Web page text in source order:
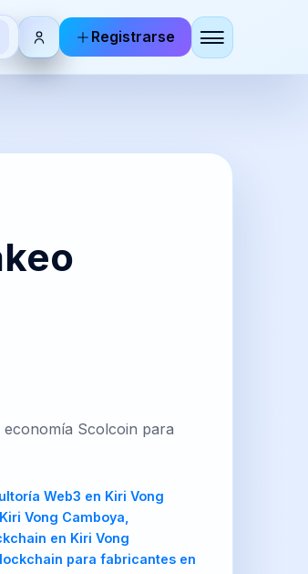
Registrarse
Scolcoin para
para consultoras en Kiri Vong Camboya, Asesoría Web3 para desarrolladores en Kiri Vong Camboya, Asesoría Web3 para inversionistas en Kiri Vong Camboya, Asesoría Web3 para ONGs en Kiri Vong Camboya, Auditoría Web3 Kiri Vong Camboya, Auditoría Web3 en Kiri Vong Camboya, Auditoría Web3 para emprendedores en Kiri Vong Camboya, Auditoría Web3 para empresarios en Kiri Vong Camboya, Auditoría Web3 para fabricantes en Kiri Vong Camboya, Auditoría Web3 para agricultores en Kiri Vong Camboya, Auditoría Web3 para estudiantes en Kiri Vong Camboya, Auditoría Web3 para municipios en Kiri Vong Camboya, Auditoría Web3 para alcaldías en Kiri Vong Camboya, Auditoría Web3 para clústeres empresariales en Kiri Vong Camboya, Auditoría Web3 para pymes en Kiri Vong Camboya, Auditoría Web3 para startups en Kiri Vong Camboya, Auditoría Web3 para universidades en Kiri Vong Camboya, Auditoría Web3 para cooperativas en Kiri Vong Camboya, Auditoría Web3 para cámaras de comercio en Kiri Vong Camboya, Auditoría Web3 para gobiernos regionales en Kiri Vong Camboya, Auditoría Web3 para consultoras en Kiri Vong Camboya, Auditoría Web3 para desarrolladores en Kiri Vong Camboya, Auditoría Web3 para inversionistas en Kiri Vong Camboya, Auditoría Web3 para ONGs en Kiri Vong Camboya, Metaverso Kiri Vong Camboya, Metaverso en Kiri Vong Camboya, Metaverso para emprendedores en Kiri Vong Camboya, Metaverso para empresarios en Kiri Vong Camboya, Metaverso para fabricantes en Kiri Vong Camboya, Metaverso para agricultores en Kiri Vong Camboya, Metaverso para estudiantes en Kiri Vong Camboya, Metaverso para municipios en Kiri Vong Camboya, Metaverso para alcaldías en Kiri Vong Camboya, Metaverso para clústeres empresariales en Kiri Vong Camboya, Metaverso para pymes en Kiri Vong Camboya, Metaverso para startups en